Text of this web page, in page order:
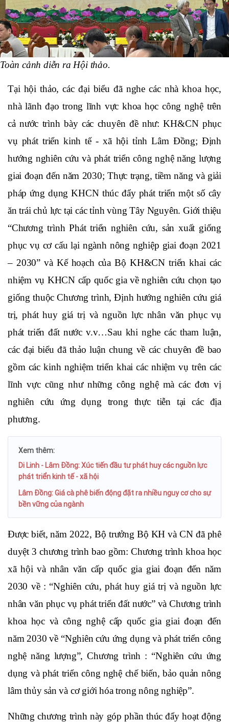
Toàn cảnh diễn ra Hội thảo.
Tại hội thảo, các đại biểu đã nghe các nhà khoa học,
nhà lãnh đạo trong lĩnh vực khoa học công nghệ trên
cả nước trình bày các chuyên đề như: KH&CN phục
vụ phát triển kinh tế - xã hội tỉnh Lâm Đồng; Định
hướng nghiên cứu và phát triển công nghệ năng lượng
giai đoạn đến năm 2030; Thực trạng, tiềm năng và giải
pháp ứng dụng KHCN thúc đẩy phát triển một số cây
ăn trái chủ lực tại các tỉnh vùng Tây Nguyên. Giới thiệu
“Chương trình Phát triển nghiên cứu, sản xuất giống
phục vụ cơ cấu lại ngành nông nghiệp giai đoạn 2021
– 2030” và Kế hoạch của Bộ KH&CN triển khai các
nhiệm vụ KHCN cấp quốc gia về nghiên cứu chọn tạo
giống thuộc Chương trình, Định hướng nghiên cứu giá
trị, phát huy giá trị và nguồn lực nhân văn phục vụ
phát triển đất nước v.v…Sau khi nghe các tham luận,
các đại biểu đã thảo luận chung về các chuyên đề bao
gồm các kinh nghiệm triển khai các nhiệm vụ trên các
lĩnh vực cũng như những công nghệ mà các đơn vị
nghiên cứu ứng dụng trong thực tiễn tại các địa
phương.
Xem thêm:
Di Linh - Lâm Đồng: Xúc tiến đầu tư phát huy các nguồn lực
phát triển kinh tế - xã hội
Lâm Đồng: Giá cà phê biến động đặt ra nhiều nguy cơ cho sự
bền vững của ngành
Được biết, năm 2022, Bộ trưởng Bộ KH và CN đã phê
duyệt 3 chương trình bao gồm: Chương trình khoa học
xã hội và nhân văn cấp quốc gia giai đoạn đến năm
2030 về : “Nghiên cứu, phát huy giá trị và nguồn lực
nhân văn phục vụ phát triển đất nước” và Chương trình
khoa học và công nghệ cấp quốc gia giai đoạn đến
năm 2030 về “Nghiên cứu ứng dụng và phát triển công
nghệ năng lượng”, Chương trình : “Nghiên cứu ứng
dụng và phát triển công nghệ chế biến, bảo quản nông
lâm thủy sản và cơ giới hóa trong nông nghiệp”.
Những chương trình này góp phần thúc đẩy hoạt động